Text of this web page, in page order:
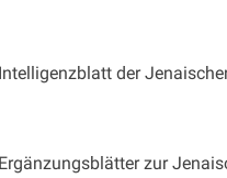
der
zur